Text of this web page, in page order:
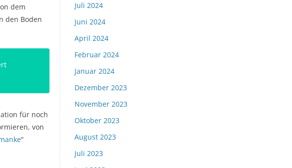
dem
den Boden
für noch
von
“
Juli 2024
Juni 2024
April 2024
Februar 2024
Januar 2024
Dezember 2023
November 2023
Oktober 2023
August 2023
Juli 2023